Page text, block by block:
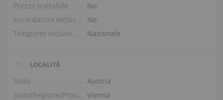
Prezzo trattabile
No
Accordatura inclusa nel prezzo
No
Trasporto incluso nel prezzo (piano terra)
Nazionale
LOCALITÀ
Stato
Austria
Stato/Regione/Provincia Vienna